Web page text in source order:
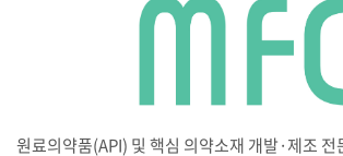
원료의약품(API) 및 핵심 의약소재 개발·제조